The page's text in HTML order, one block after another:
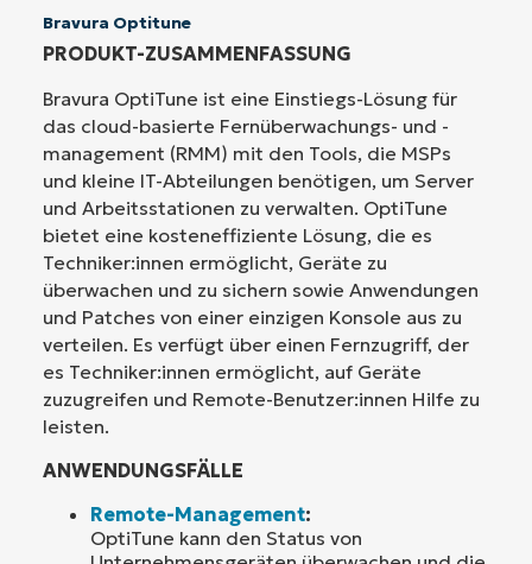
Bravura Optitune
PRODUKT-ZUSAMMENFASSUNG
Bravura OptiTune ist eine Einstiegs-Lösung für
das cloud-basierte Fernüberwachungs- und -
management (RMM) mit den Tools, die MSPs
und kleine IT-Abteilungen benötigen, um Server
und Arbeitsstationen zu verwalten. OptiTune
bietet eine kosteneffiziente Lösung, die es
Techniker:innen ermöglicht, Geräte zu
überwachen und zu sichern sowie Anwendungen
und Patches von einer einzigen Konsole aus zu
verteilen. Es verfügt über einen Fernzugriff, der
es Techniker:innen ermöglicht, auf Geräte
zuzugreifen und Remote-Benutzer:innen Hilfe zu
leisten.
ANWENDUNGSFÄLLE
Remote-Management:
OptiTune kann den Status von